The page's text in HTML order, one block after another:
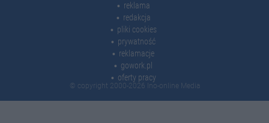
reklama
redakcja
pliki cookies
prywatność
reklamacje
gowork.pl
oferty pracy
© copyright 2000-2026 Ino-online Media